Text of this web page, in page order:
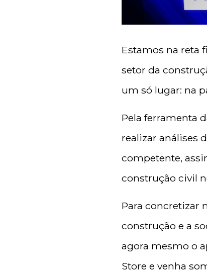
Estamos na reta
setor da
um só lugar: na
Pela ferramenta
realizar análises
competente,
construção civil
Para concretizar
construção e a
agora mesmo o
Store e venha